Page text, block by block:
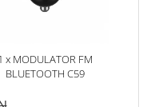
x MODULATOR FM
BLUETOOTH C59